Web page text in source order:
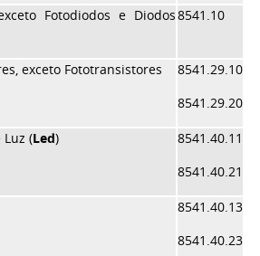
Fotodiodos e Diodos8541.10
exceto Fototransistores
8541.29.10
8541.29.20
Luz (Led)
8541.40.11
8541.40.21
8541.40.13
8541.40.23